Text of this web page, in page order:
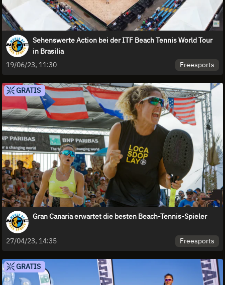
Sehenswerte Action bei der ITF Beach Tennis World Tour
in Brasilia
19/06/23, 11:30
Freesports
GRATIS
Gran Canaria erwartet die besten Beach-Tennis-Spieler
27/04/23, 14:35 Freesports
GRATIS